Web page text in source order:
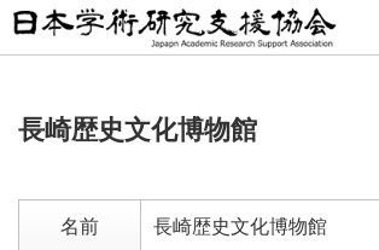
長崎歴史文化博物館
名前 長崎歴史文化博物館